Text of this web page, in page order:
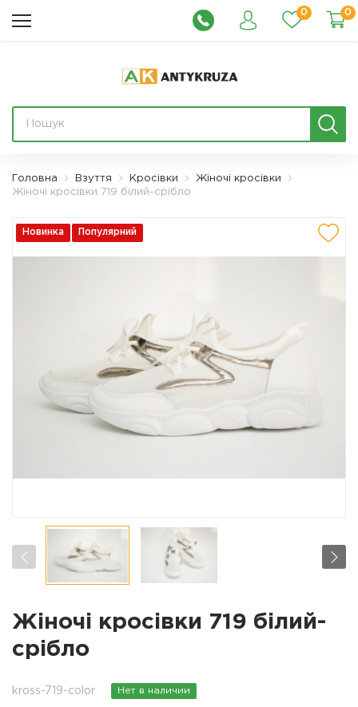
0 0
Головна Взуття Кросівки
Жіночі кросівки
Жіночі кросівки 719 білий-срібло
Новинка Популярний
Жіночі кросівки 719 білий-
срібло
kross-719-color Нет в наличии